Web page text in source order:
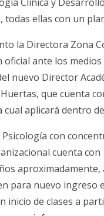
todas ellas con un
la Directora Zona
oficial ante los medios
nuevo Director
que cuenta
aplicará dentro
con
cuenta con
aproximadamente,
para nuevo ingreso
inicio de clases a